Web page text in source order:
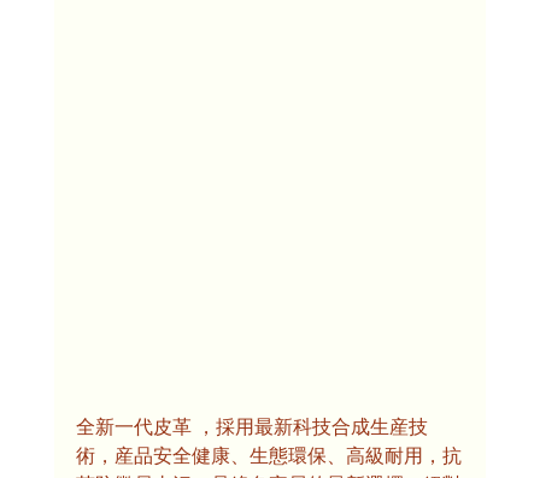
全新一代皮革 ，採用最新科技合成生産技
術，産品安全健康、生態環保、高級耐用，抗